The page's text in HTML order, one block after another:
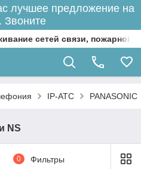
лучшее предложение на
Звоните
сетей связи, пожарной
IP-АТС PANASONIC
NS
0 Фильтры